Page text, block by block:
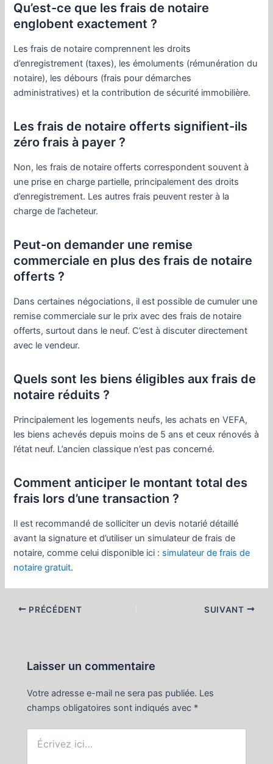
Qu’est-ce que les frais de notaire
englobent exactement ?
Les frais de notaire comprennent les droits
d’enregistrement (taxes), les émoluments (rémunération du
notaire), les débours (frais pour démarches
administratives) et la contribution de sécurité immobilière.
Les frais de notaire offerts signifient-ils
zéro frais à payer ?
Non, les frais de notaire offerts correspondent souvent à
une prise en charge partielle, principalement des droits
d’enregistrement. Les autres frais peuvent rester à la
charge de l’acheteur.
Peut-on demander une remise
commerciale en plus des frais de notaire
offerts ?
Dans certaines négociations, il est possible de cumuler une
remise commerciale sur le prix avec des frais de notaire
offerts, surtout dans le neuf. C’est à discuter directement
avec le vendeur.
Quels sont les biens éligibles aux frais de
notaire réduits ?
Principalement les logements neufs, les achats en VEFA,
les biens achevés depuis moins de 5 ans et ceux rénovés à
l’état neuf. L’ancien classique n’est pas concerné.
Comment anticiper le montant total des
frais lors d’une transaction ?
Il est recommandé de solliciter un devis notarié détaillé
avant la signature et d’utiliser un simulateur de frais de
notaire, comme celui disponible ici : simulateur de frais de
notaire gratuit.
NavigationPRÉCÉDENT SUIVANT
Laisser un commentaire
Votre adresse e-mail ne sera pas publiée. Les
champs obligatoires sont indiqués avec *
ici…